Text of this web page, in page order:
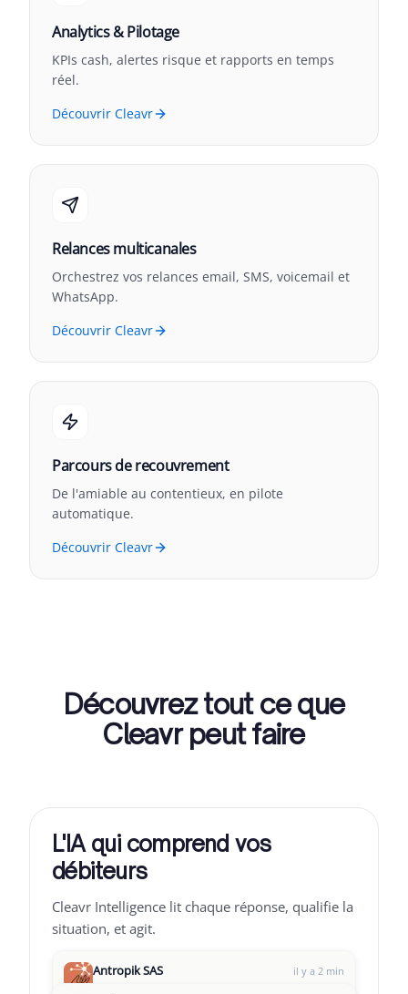
Analytics & Pilotage
KPIs cash, alertes risque et rapports en temps
réel.
Découvrir Cleavr
Relances multicanales
Orchestrez vos relances email, SMS, voicemail et
WhatsApp.
Découvrir Cleavr
Parcours de recouvrement
De l'amiable au contentieux, en pilote
automatique.
Découvrir Cleavr
Découvrez tout ce que
Cleavr peut faire
L'IA qui comprend vos
débiteurs
Cleavr Intelligence lit chaque réponse, qualifie la
situation, et agit.
Antropik SAS il y a 2 min